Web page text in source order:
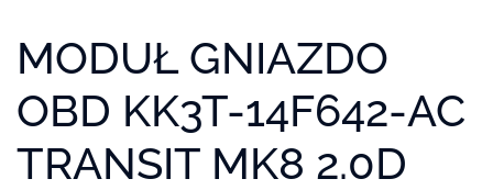
MODUŁ GNIAZDO
OBD KK3T-14F642-AC
TRANSIT MK8 2.0D